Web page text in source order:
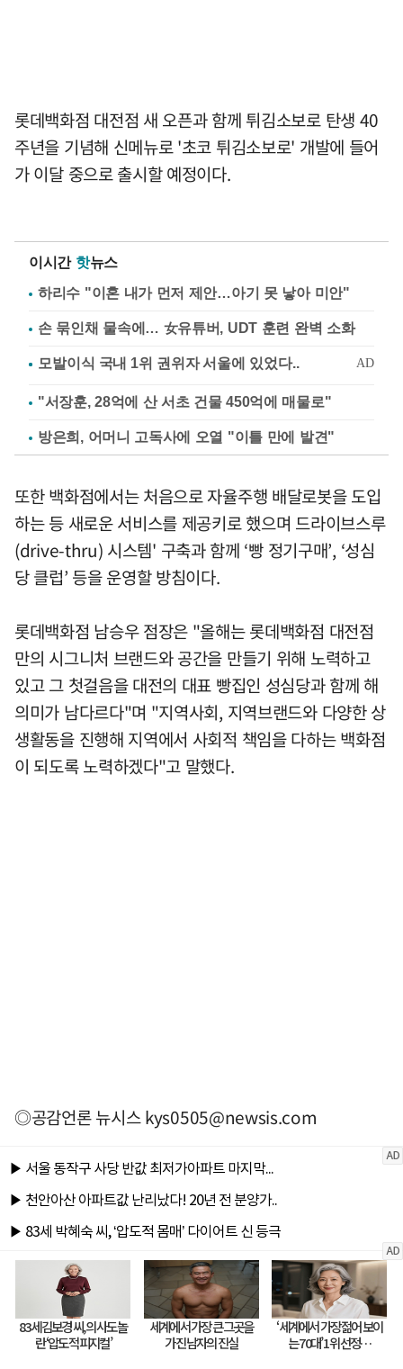
롯데백화점 대전점 새 오픈과 함께 튀김소보로 탄생 40
주년을 기념해 신메뉴로 '초코 튀김소보로' 개발에 들어
가 이달 중으로 출시할 예정이다.
이시간 핫뉴스
하리수 "이혼 내가 먼저 제안…아기 못 낳아 미안"
손 묶인채 물속에… 女유튜버, UDT 훈련 완벽 소화
"서장훈, 28억에 산 서초 건물 450억에 매물로"
방은희, 어머니 고독사에 오열 "이틀 만에 발견"
또한 백화점에서는 처음으로 자율주행 배달로봇을 도입
하는 등 새로운 서비스를 제공키로 했으며 드라이브스루
(drive-thru) 시스템' 구축과 함께 ‘빵 정기구매’, ‘성심
당 클럽’ 등을 운영할 방침이다.
롯데백화점 남승우 점장은 "올해는 롯데백화점 대전점
만의 시그니처 브랜드와 공간을 만들기 위해 노력하고
있고 그 첫걸음을 대전의 대표 빵집인 성심당과 함께 해
의미가 남다르다"며 "지역사회, 지역브랜드와 다양한 상
생활동을 진행해 지역에서 사회적 책임을 다하는 백화점
이 되도록 노력하겠다"고 말했다.
◎공감언론 뉴시스kys0505@newsis.com